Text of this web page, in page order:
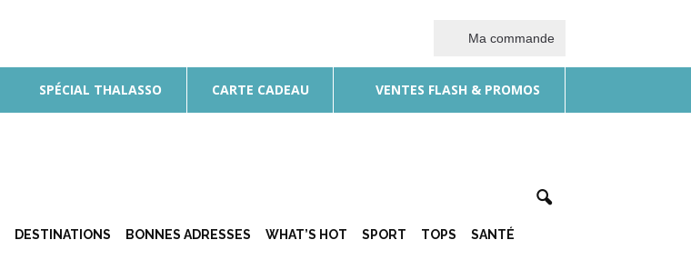
Ma commande
SPÉCIAL THALASSO CARTE CADEAU VENTES FLASH & PROMOS
DESTINATIONS BONNES ADRESSES WHAT’S HOT SPORT TOPS SANTÉ